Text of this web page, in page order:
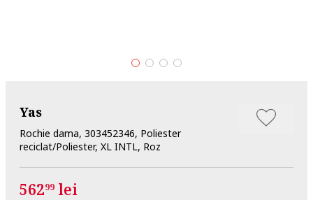
Yas
Rochie dama, 303452346, Poliester
reciclat/Poliester, XL INTL, Roz
56299 lei